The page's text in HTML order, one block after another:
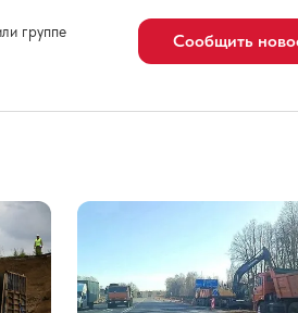
группе
Сообщить